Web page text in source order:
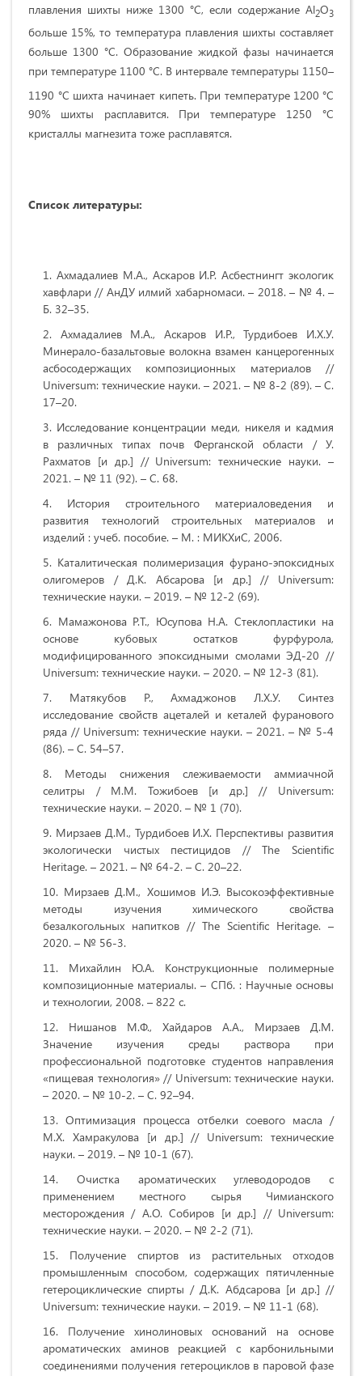
плавления шихты ниже 1300 °С, если содержание Al2O3
больше 15%, то температура плавления шихты составляет
больше 1300 °С. Образование жидкой фазы начинается
при температуре 1100 °С. В интервале температуры 1150–
1190 °С шихта начинает кипеть. При температуре 1200 °С
90% шихты расплавится. При температуре 1250 °С
кристаллы магнезита тоже расплавятся.
Список литературы:
Ахмадалиев М.А., Аскаров И.Р. Асбестнингт экологик
хавфлари // АнДУ илмий хабарномаси. – 2018. – № 4. –
Б. 32–35.
Ахмадалиев М.А., Аскаров И.Р., Турдибоев И.Х.У.
Минерало-базальтовые волокна взамен канцерогенных
асбосодержащих композиционных материалов //
Universum: технические науки. – 2021. – № 8-2 (89). – С.
17–20.
Исследование концентрации меди, никеля и кадмия
в различных типах почв Ферганской области / У.
Рахматов [и др.] // Universum: технические науки. –
2021. – № 11 (92). – С. 68.
История строительного материаловедения и
развития технологий строительных материалов и
изделий : учеб. пособие. – М. : МИКХиС, 2006.
Каталитическая полимеризация фурано-эпоксидных
олигомеров / Д.К. Абсарова [и др.] // Universum:
технические науки. – 2019. – № 12-2 (69).
Мамажонова Р.Т., Юсупова Н.А. Стеклопластики на
основе кубовых остатков фурфурола,
модифицированного эпоксидными смолами ЭД-20 //
Universum: технические науки. – 2020. – № 12-3 (81).
Матякубов Р., Ахмаджонов Л.Х.У. Cинтез
исследование свойств ацеталей и кеталей фуранового
ряда // Universum: технические науки. – 2021. – № 5-4
(86). – С. 54–57.
Методы снижения слеживаемости аммиачной
селитры / М.М. Тожибоев [и др.] // Universum:
технические науки. – 2020. – № 1 (70).
Мирзаев Д.М., Турдибоев И.Х. Перспективы развития
экологически чистых пестицидов // The Scientific
Heritage. – 2021. – № 64-2. – С. 20–22.
Мирзаев Д.М., Хошимов И.Э. Высокоэффективные
методы изучения химического свойства
безалкогольных напитков // The Scientific Heritage. –
2020. – № 56-3.
Михайлин Ю.А. Конструкционные полимерные
композиционные материалы. – СПб. : Научные основы
и технологии, 2008. – 822 с.
Нишанов М.Ф., Хайдаров А.А., Мирзаев Д.М.
Значение изучения среды раствора при
профессиональной подготовке студентов направления
«пищевая технология» // Universum: технические науки.
– 2020. – № 10-2. – С. 92–94.
Оптимизация процесса отбелки соевого масла /
М.Х. Хамракулова [и др.] // Universum: технические
науки. – 2019. – № 10-1 (67).
Очистка ароматических углеводородов с
применением местного сырья Чимианского
месторождения / А.О. Собиров [и др.] // Universum:
технические науки. – 2020. – № 2-2 (71).
Получение спиртов из растительных отходов
промышленным способом, содержащих пятичленные
гетероциклические спирты / Д.К. Абдсарова [и др.] //
Universum: технические науки. – 2019. – № 11-1 (68).
Получение хинолиновых оснований на основе
ароматических аминов реакцией с карбонильными
соединениями получения гетероциклов в паровой фазе